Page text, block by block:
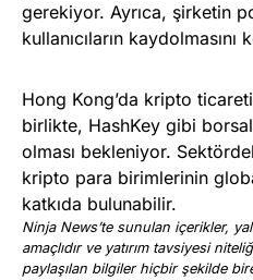
gerekiyor. Ayrıca, şirketin
kullanıcıların
Hong Kong’da kripto
birlikte, HashKey gibi
olması bekleniyor.
kripto para birimlerinin
katkıda bulunabilir.
Ninja News’te sunulan içerikler,
amaçlıdır ve yatırım tavsiyesi
paylaşılan bilgiler hiçbir şekilde